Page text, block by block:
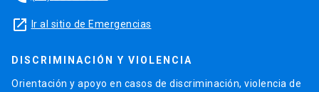
launch Ir al sitio de Emergencias
DISCRIMINACIÓN Y VIOLENCIA
Orientación y apoyo en casos de discriminación, violencia de